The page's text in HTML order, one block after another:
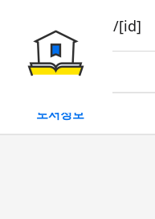
book/rent/[id]
대여
도서정보